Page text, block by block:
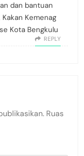
dan bantuan
Kemenag
Kota Bengkulu
REPLY
Ruas